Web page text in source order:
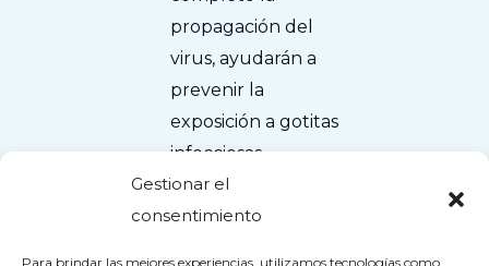
Gestionar el
consentimiento
Para brindar las mejores experiencias, utilizamos tecnologías como
propagación del
virus, ayudarán a
prevenir la
exposición a gotitas
infecciosas.